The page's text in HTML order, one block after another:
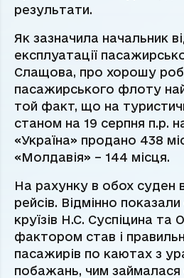
результати.
Як зазначила начальник
експлуатації
Слащова, про хорошу
пасажирського флоту
той факт, що на
станом на 19 серпня п.р.
«Україна» продано 438
«Молдавія» – 144 місця.
На рахунку в обох суден
рейсів. Відмінно
круїзів Н.С. Суспіцина та
фактором став і
пасажирів по каютах з
побажань, чим